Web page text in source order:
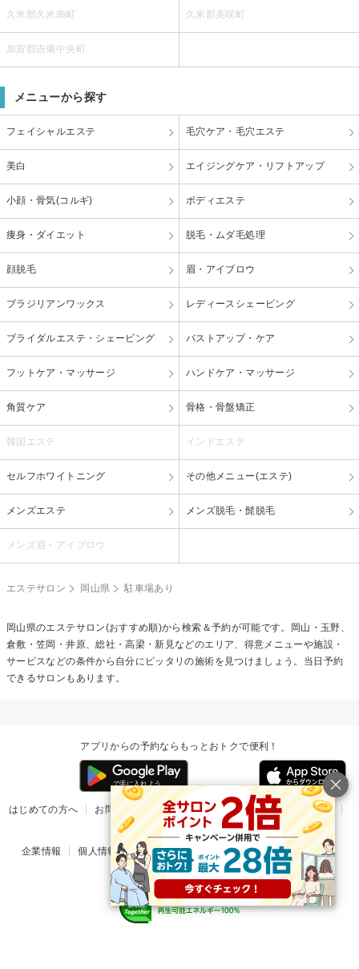
久米郡久米南町 久米郡美咲町
加賀郡吉備中央町
メニューから探す
フェイシャルエステ 毛穴ケア・毛穴エステ
美白 エイジングケア・リフトアップ
小顔・骨気(コルギ) ボディエステ
痩身・ダイエット 脱毛・ムダ毛処理
顔脱毛 眉・アイブロウ
ブラジリアンワックス レディースシェービング
ブライダルエステ・シェービング バストアップ・ケア
フットケア・マッサージ ハンドケア・マッサージ
角質ケア 骨格・骨盤矯正
韓国エステ インドエステ
セルフホワイトニング その他メニュー(エステ)
メンズエステ メンズ脱毛・髭脱毛
メンズ眉・アイブロウ
エステサロン 岡山県 駐車場あり
岡山県のエステサロン(おすすめ順)から検索＆予約が可能です。岡山・玉野、
倉敷・笠岡・井原、総社・高梁・新見などのエリア、得意メニューや施設・
サービスなどの条件から自分にピッタリの施術を見つけましょう。当日予約
できるサロンもあります。
アプリからの予約ならもっとおトクで便利！
はじめての方へ お問い合わせ ヘルプ リリース情報
利用規約
掲載ご希望のサロン様
企業情報 個人情報保護方針 楽天のサービス一覧 アプリ一覧
© Rakuten Group, Inc.